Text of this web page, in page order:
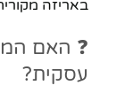
באריזה
❓ האם
עסקית?